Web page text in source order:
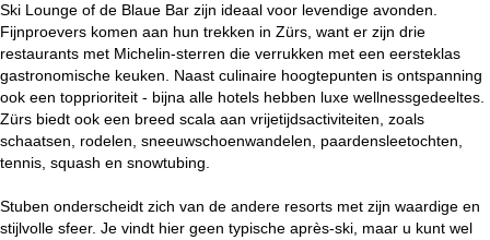
Ski Lounge of de Blaue Bar zijn ideaal voor levendige avonden.
Fijnproevers komen aan hun trekken in Zürs, want er zijn drie
restaurants met Michelin-sterren die verrukken met een eersteklas
gastronomische keuken. Naast culinaire hoogtepunten is ontspanning
ook een topprioriteit - bijna alle hotels hebben luxe wellnessgedeeltes.
Zürs biedt ook een breed scala aan vrijetijdsactiviteiten, zoals
schaatsen, rodelen, sneeuwschoenwandelen, paardensleetochten,
tennis, squash en snowtubing.
Stuben onderscheidt zich van de andere resorts met zijn waardige en
stijlvolle sfeer. Je vindt hier geen typische après-ski, maar u kunt wel